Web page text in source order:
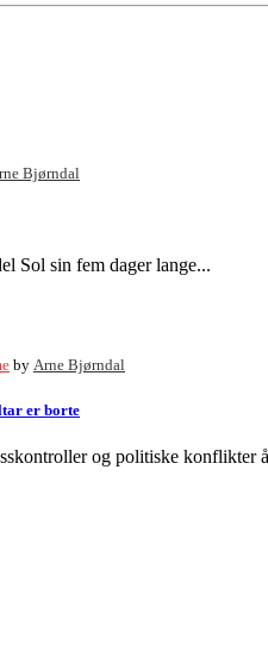
Bjørndal
Sol sin fem dager lange...
by Arne Bjørndal
er borte
og politiske konflikter